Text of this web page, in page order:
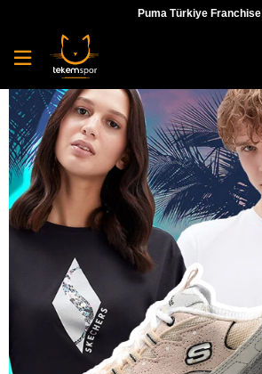
Puma Türkiye Franchise